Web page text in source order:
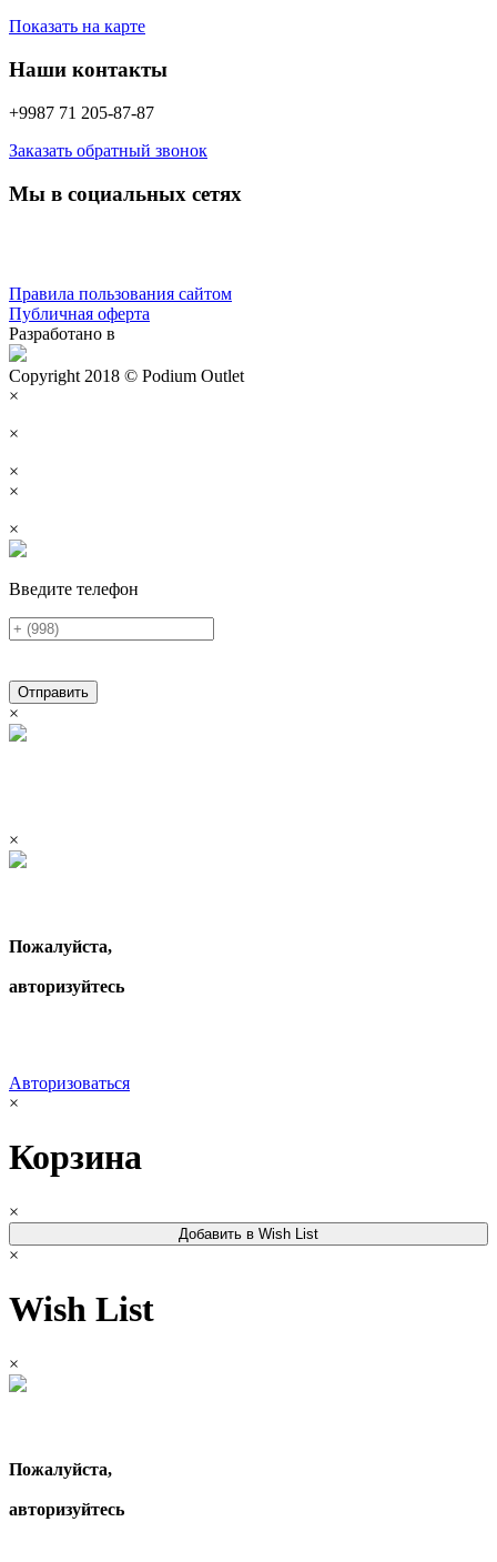
Показать на карте
Наши контакты
+9987 71 205-87-87
Заказать обратный звонок
Мы в социальных сетях
Правила пользования сайтом
Публичная оферта
Разработано в
Copyright 2018 © Podium Outlet
×
×
×
×
×
Введите телефон
Отправить
×
×
Пожалуйста,
авторизуйтесь
Авторизоваться
×
Корзина
×
Добавить в Wish List
×
Wish List
×
Пожалуйста,
авторизуйтесь